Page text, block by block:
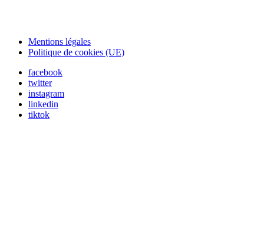
Mentions légales
Politique de cookies (UE)
facebook
twitter
instagram
linkedin
tiktok